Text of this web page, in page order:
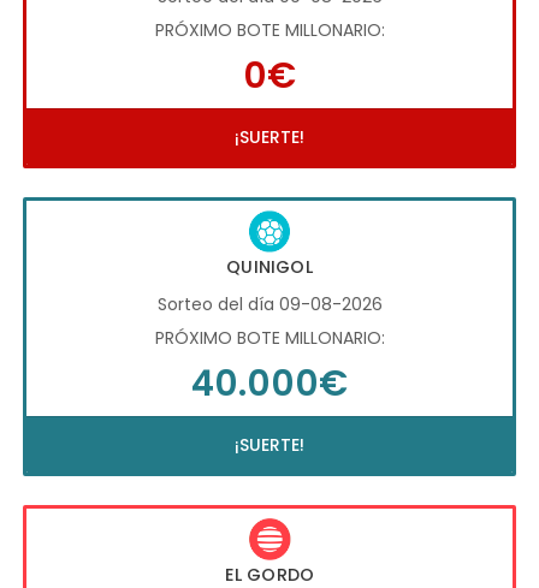
PRÓXIMO BOTE MILLONARIO:
0€
¡SUERTE!
QUINIGOL
Sorteo del día 09-08-2026
PRÓXIMO BOTE MILLONARIO:
40.000€
¡SUERTE!
EL GORDO